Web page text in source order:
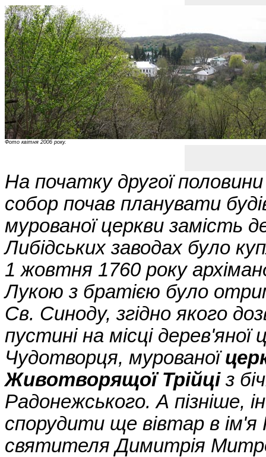
Фото квітня 2006 року.
На початку другої
собор почав планувати
мурованої церкви замість
Либідських заводах було
1 жовтня 1760 року
Лукою з братією було
Св. Синоду, згідно якого
пустині на місці
Чудотворця, мурованої
Животворящої Трійціз
Радонежського. А пізніше,
спорудити ще вівтар в
святителя Димитрія